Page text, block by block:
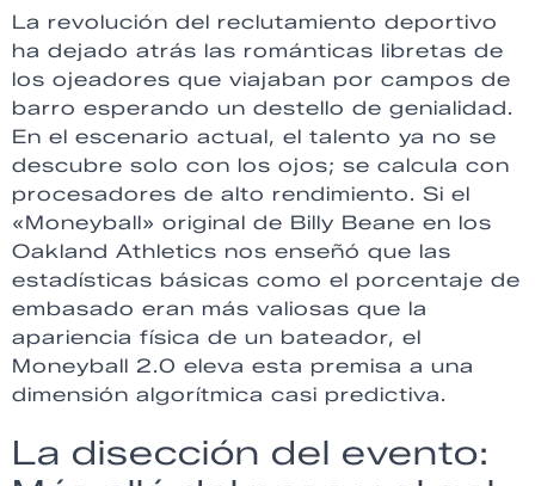
La revolución del reclutamiento deportivo
ha dejado atrás las románticas libretas de
los ojeadores que viajaban por campos de
barro esperando un destello de genialidad.
En el escenario actual, el talento ya no se
descubre solo con los ojos; se calcula con
procesadores de alto rendimiento. Si el
«Moneyball» original de Billy Beane en los
Oakland Athletics nos enseñó que las
estadísticas básicas como el porcentaje de
embasado eran más valiosas que la
apariencia física de un bateador, el
Moneyball 2.0 eleva esta premisa a una
dimensión algorítmica casi predictiva.
La disección del evento: